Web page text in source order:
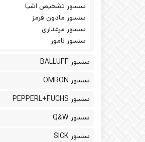
سنسور تشخیص اشیا
سنسور مادون قرمز
سنسور مرغداری
سنسور نامور
سنسور BALLUFF
سنسور OMRON
سنسور PEPPERL+FUCHS
سنسور Q&W
سنسور SICK